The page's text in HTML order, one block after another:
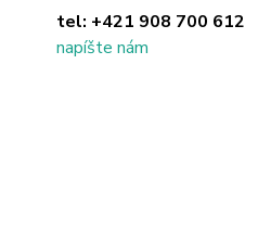
tel: +421 908 700 612
napíšte nám